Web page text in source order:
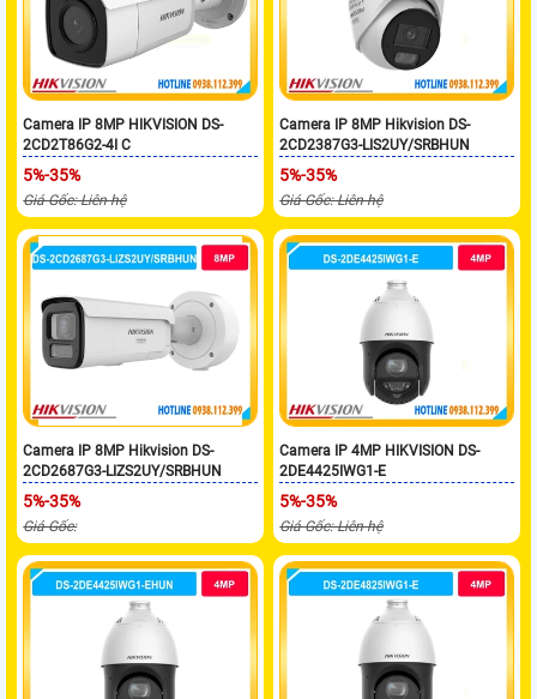
Camera IP 8MP HIKVISION DS-
2CD2T86G2-4I C
5%-35%
Giá Gốc: Liên hệ
Camera IP 8MP Hikvision DS-
2CD2387G3-LIS2UY/SRBHUN
5%-35%
Giá Gốc: Liên hệ
Camera IP 8MP Hikvision DS-
2CD2687G3-LIZS2UY/SRBHUN
5%-35%
Giá Gốc:
Camera IP 4MP HIKVISION DS-
2DE4425IWG1-E
5%-35%
Giá Gốc: Liên hệ